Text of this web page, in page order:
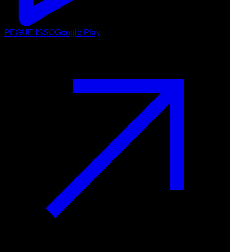
PEGUE ISSOGoogle Play